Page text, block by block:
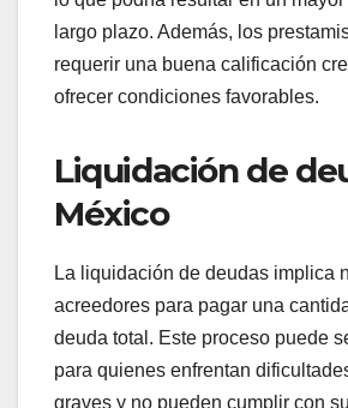
La legislación mexicana influye
en la consolidación y liquidación
estableciendo marcos legales que
regulan los procedimientos de
derechos de los consumidores, lo
deudas.
Consolidación de
en México